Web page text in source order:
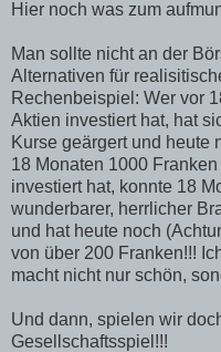
Hier noch was zum
Man sollte nicht an der
Alternativen für
Rechenbeispiel: Wer vor
Aktien investiert hat, hat
Kurse geärgert und heute
18 Monaten 1000
investiert hat, konnte 18
wunderbarer, herrlicher
und hat heute noch
von über 200 Franken!!!
macht nicht nur schön,
Und dann, spielen wir
Gesellschaftsspiel!!!